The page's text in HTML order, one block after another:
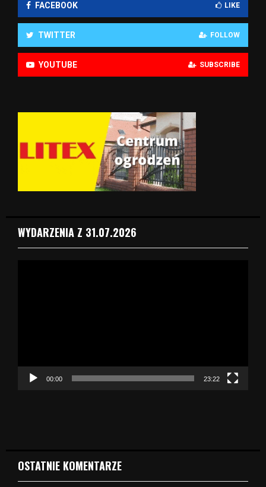
FACEBOOK LIKE
TWITTER FOLLOW
YOUTUBE SUBSCRIBE
WYDARZENIA Z 31.07.2026
c
00:00 23:22
OSTATNIE KOMENTARZE